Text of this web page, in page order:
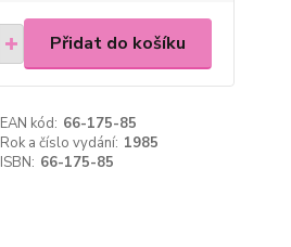
Přidat do košíku
EAN kód: 66-175-85
Rok a číslo vydání: 1985
ISBN: 66-175-85